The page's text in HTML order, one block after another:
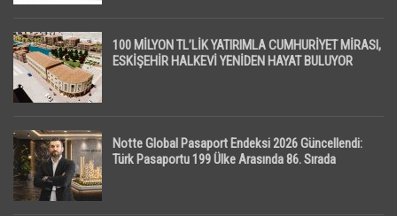
100 MİLYON TL’LİK YATIRIMLA CUMHURİYET MİRASI,
ESKİŞEHİR HALKEVİ YENİDEN HAYAT BULUYOR
Notte Global Pasaport Endeksi 2026 Güncellendi:
Türk Pasaportu 199 Ülke Arasında 86. Sırada